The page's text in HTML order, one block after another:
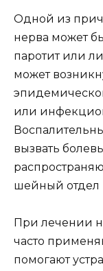
Одной из
нерва может
паротит или
может
или
вызвать
шейный отдел
При лечении
часто
помогают